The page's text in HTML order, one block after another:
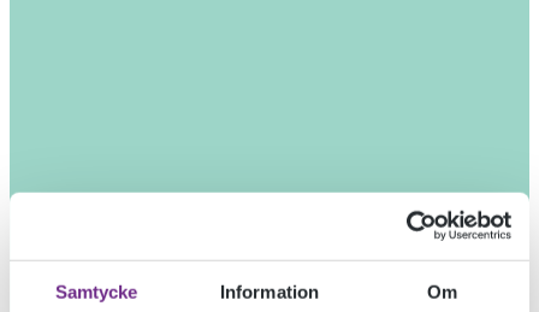
Samtycke Information Om